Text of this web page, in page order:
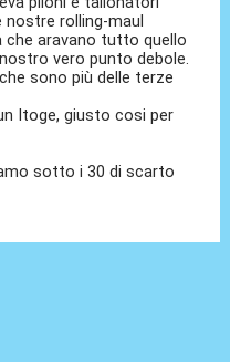
nostre rolling-maul
che aravano tutto quello
vero punto debole.
sono più delle terze
Itoge, giusto cosi per
sotto i 30 di scarto